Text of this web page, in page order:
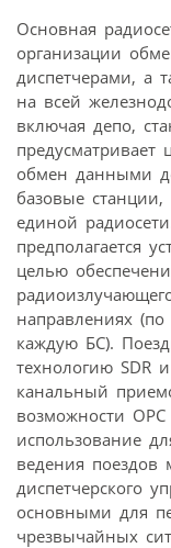
Основная
организации
диспетчерами, а
на всей
включая депо,
предусматривает
обмен данными
базовые
единой
предполагается
целью
направлениях
каждую БС).
технологию SDR
канальный
возможности
использование
ведения поездов
диспетчерского
основными для
чрезвычайных